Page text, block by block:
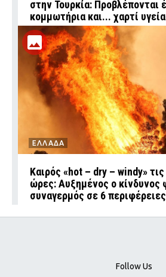
στην Τουρκία: Προβλέπονται
κομμωτήρια και... χαρτί
ΕΛΛΑΔΑ
Καιρός «hot – dry – windy»
ώρες: Αυξημένος ο κίνδυνος
συναγερμός σε 6 περιφέρειες
Follow Us